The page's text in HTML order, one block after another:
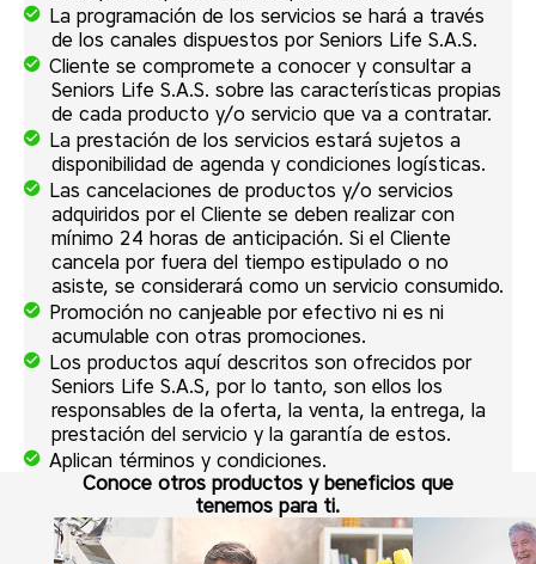
La programación de los servicios se hará a través
de los canales dispuestos por Seniors Life S.A.S.
Cliente se compromete a conocer y consultar a
Seniors Life S.A.S. sobre las características propias
de cada producto y/o servicio que va a contratar.
La prestación de los servicios estará sujetos a
disponibilidad de agenda y condiciones logísticas.
Las cancelaciones de productos y/o servicios
adquiridos por el Cliente se deben realizar con
mínimo 24 horas de anticipación. Si el Cliente
cancela por fuera del tiempo estipulado o no
asiste, se considerará como un servicio consumido.
Promoción no canjeable por efectivo ni es ni
acumulable con otras promociones.
Los productos aquí descritos son ofrecidos por
Seniors Life S.A.S, por lo tanto, son ellos los
responsables de la oferta, la venta, la entrega, la
prestación del servicio y la garantía de estos.
Aplican términos y condiciones.
Conoce otros productos y beneficios que
tenemos para ti.